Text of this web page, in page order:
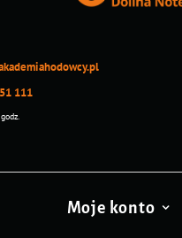
111
Moje konto